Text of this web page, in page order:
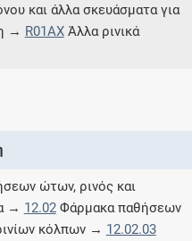
και άλλα σκευάσματα για
→ R01AXΆλλα ρινικά
ώτων, ρινός και
→ 12.02Φάρμακα παθήσεων
κόλπων → 12.02.03